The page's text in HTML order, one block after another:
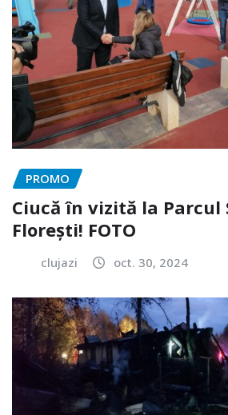
PROMO
Ciucă în vizită la Parcul
Florești! FOTO
clujazi oct. 30, 2024